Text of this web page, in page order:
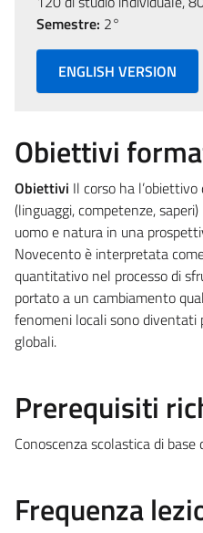
Semestre: 2°
ENGLISH VERSION
Obiettivi
Obiettivi Il corso ha
(linguaggi, competenze,
uomo e natura in una
Novecento è interpretata
quantitativo nel processo di
portato a un cambiamento
fenomeni locali sono diventati
globali.
Prerequisiti
Conoscenza scolastica di
Frequenza